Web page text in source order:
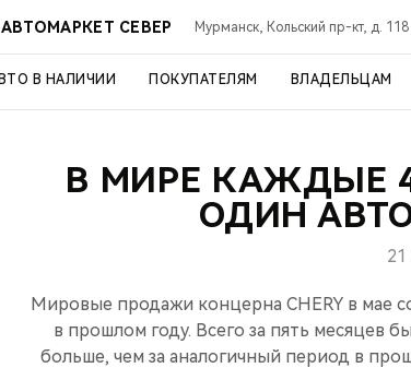
СЕВЕР Мурманск, Кольский пр-кт, д. 118
В НАЛИЧИИ ПОКУПАТЕЛЯМ ВЛАДЕЛЬЦАМ
В МИРЕ КАЖДЫЕ
ОДИН
Мировые продажи концерна CHERY в мае
в прошлом году. Всего за пять месяцев
больше, чем за аналогичный период в